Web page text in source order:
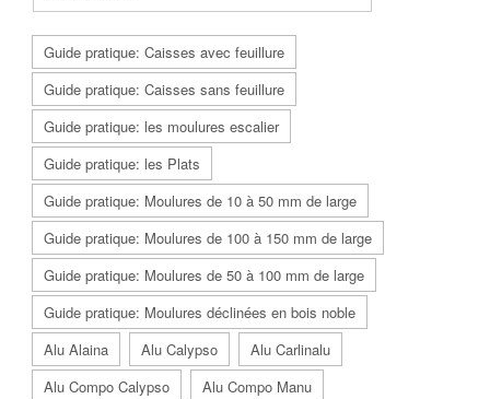
Guide pratique: Caisses avec feuillure
Guide pratique: Caisses sans feuillure
Guide pratique: les moulures escalier
Guide pratique: les Plats
Guide pratique: Moulures de 10 à 50 mm de large
Guide pratique: Moulures de 100 à 150 mm de large
Guide pratique: Moulures de 50 à 100 mm de large
Guide pratique: Moulures déclinées en bois noble
Alu Alaina
Alu Calypso
Alu Carlinalu
Alu Compo Calypso
Alu Compo Manu